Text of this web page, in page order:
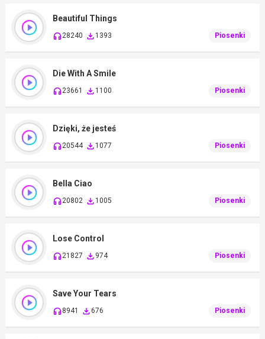
Beautiful Things
28240 1393 Piosenki
Die With A Smile
23661 1100 Piosenki
Dzięki, że jesteś
20544 1077 Piosenki
Bella Ciao
20802 1005 Piosenki
Lose Control
21827 974 Piosenki
Save Your Tears
8941 676 Piosenki